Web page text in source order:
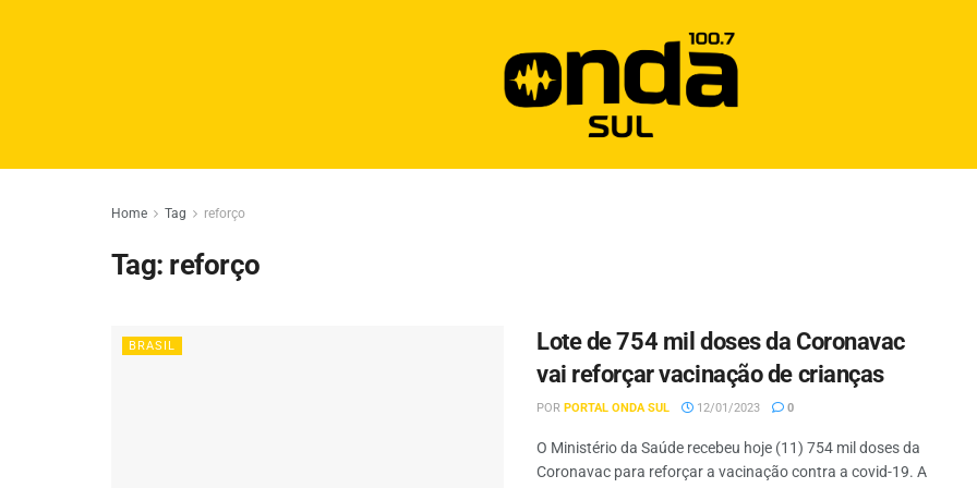
Home Tag reforço
Tag: reforço
BRASIL
Lote de 754 mil doses da Coronavac
vai reforçar vacinação de crianças
POR PORTAL ONDA SUL 12/01/2023 0
O Ministério da Saúde recebeu hoje (11) 754 mil doses da
Coronavac para reforçar a vacinação contra a covid-19. A